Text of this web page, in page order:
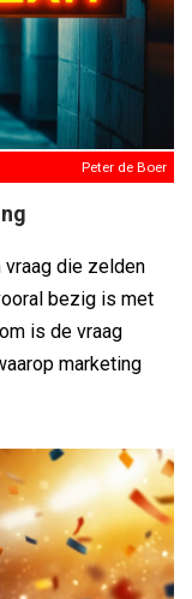
Peter de Boer
vraag die zelden
bezig is met
is de vraag
marketing